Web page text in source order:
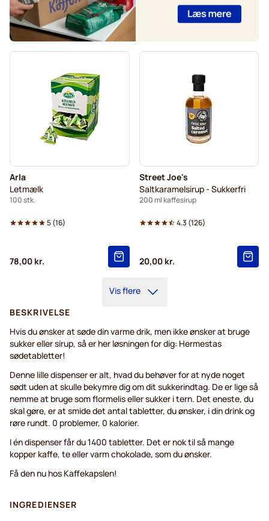
Arla
Letmælk
100 stk.
5(16)
78,00 kr.
Street Joe's
Saltkaramelsirup - Sukkerfri
200 ml kaffesirup
4.3 (126)
20,00 kr.
Vis flere
BESKRIVELSE
Hvis du ønsker at søde din varme drik, men ikke ønsker at bruge
sukker eller sirup, så er her løsningen for dig: Hermestas
sødetabletter!
Denne lille dispenser er alt, hvad du behøver for at nyde noget
sødt uden at skulle bekymre dig om dit sukkerindtag. De er lige så
nemme at bruge som flormelis eller sukker i tern. Det eneste, du
skal gøre, er at smide det antal tabletter, du ønsker, i din drink og
røre rundt. 0 problemer, 0 kalorier.
I én dispenser får du 1400 tabletter. Det er nok til så mange
kopper kaffe, te eller varm chokolade, som du ønsker.
Få den nu hos Kaffekapslen!
INGREDIENSER